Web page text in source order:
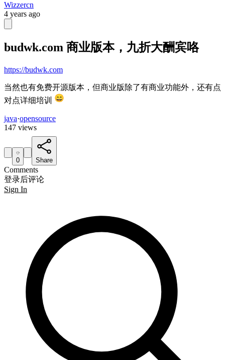
Wizzercn
4 years ago
budwk.com 商业版本，九折大酬宾咯
https://budwk.com
当然也有免费开源版本，但商业版除了有商业功能外，还有点
对点详细培训
java·opensource
147 views
0 Share
Comments
登录后评论
Sign In